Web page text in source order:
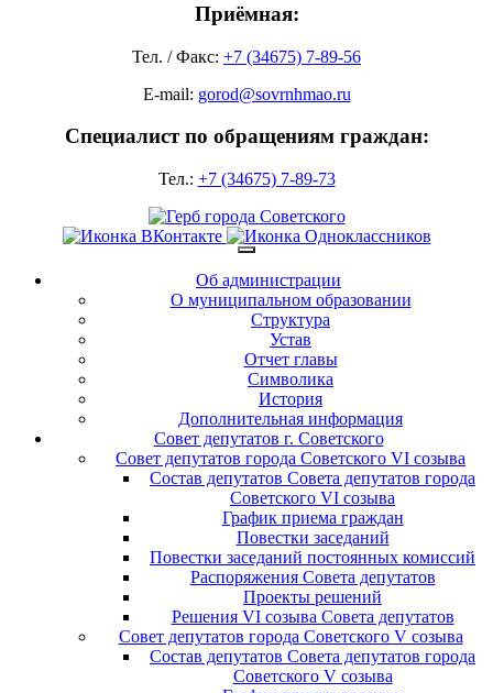
Приёмная:
Тел. / Факс: +7 (34675) 7-89-56
E-mail: gorod@sovrnhmao.ru
Специалист по обращениям граждан:
Тел.: +7 (34675) 7-89-73
Об администрации
О муниципальном образовании
Структура
Устав
Отчет главы
Символика
История
Дополнительная информация
Совет депутатов г. Советского
Совет депутатов города Советского VI созыва
Состав депутатов Совета депутатов города
Советского VI созыва
График приема граждан
Повестки заседаний
Повестки заседаний постоянных комиссий
Распоряжения Совета депутатов
Проекты решений
Решения VI созыва Совета депутатов
Совет депутатов города Советского V созыва
Состав депутатов Совета депутатов города
Советского V созыва